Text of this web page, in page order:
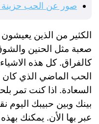
صور عن الحب حزينة
الكثير من الذين
صعبة مثل الحنين
كالفراق. كل هذه
الحب الماضي الذي
السعادة. اذا كنت تمر
بينك وبين حبيبك
عبر بها الأن. يمكنك